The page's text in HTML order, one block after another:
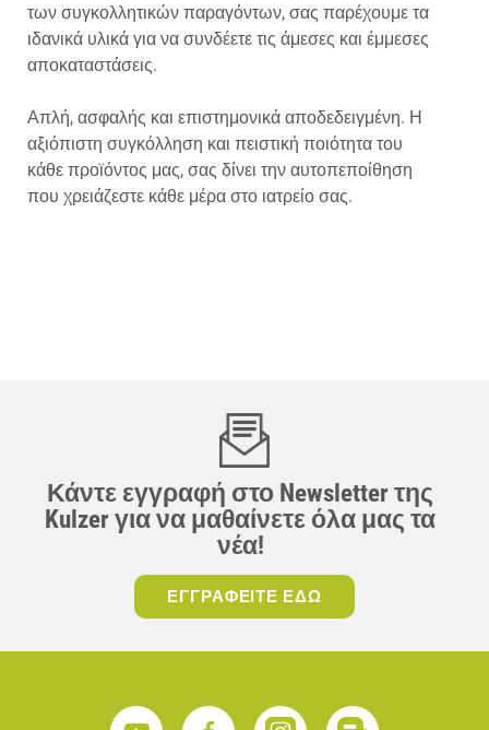
των συγκολλητικών παραγόντων, σας παρέχουμε τα
ιδανικά υλικά για να συνδέετε τις άμεσες και έμμεσες
αποκαταστάσεις.
Απλή, ασφαλής και επιστημονικά αποδεδειγμένη. Η
αξιόπιστη συγκόλληση και πειστική ποιότητα του
κάθε προϊόντος μας, σας δίνει την αυτοπεποίθηση
που χρειάζεστε κάθε μέρα στο ιατρείο σας.
Κάντε εγγραφή στο Newsletter της
Kulzer για να μαθαίνετε όλα μας τα
νέα!
ΕΓΓΡΑΦΕΙΤΕ ΕΔΩ